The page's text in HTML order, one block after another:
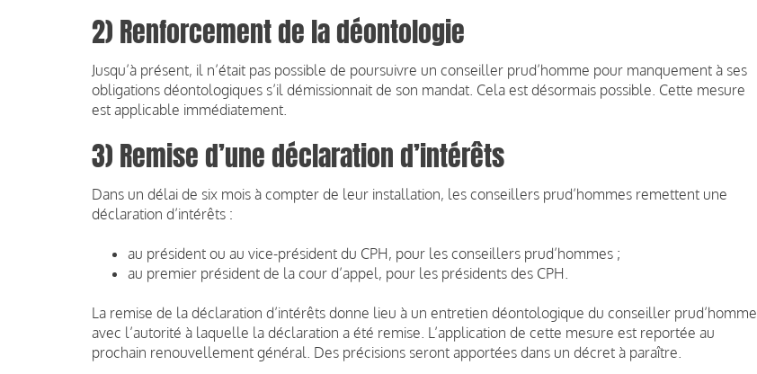
2) Renforcement de la déontologie
Jusqu’à présent, il n’était pas possible de poursuivre un conseiller prud’homme pour manquement à ses
obligations déontologiques s’il démissionnait de son mandat. Cela est désormais possible. Cette mesure
est applicable immédiatement.
3) Remise d’une déclaration d’intérêts
Dans un délai de six mois à compter de leur installation, les conseillers prud’hommes remettent une
déclaration d’intérêts :
au président ou au vice-président du CPH, pour les conseillers prud’hommes ;
au premier président de la cour d’appel, pour les présidents des CPH.
La remise de la déclaration d’intérêts donne lieu à un entretien déontologique du conseiller prud’homme
avec l’autorité à laquelle la déclaration a été remise. L’application de cette mesure est reportée au
prochain renouvellement général. Des précisions seront apportées dans un décret à paraître.